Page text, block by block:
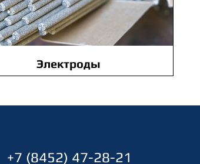
Электроды
+7 (8452) 47-28-21